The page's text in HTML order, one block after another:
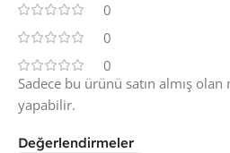
0
0
0
Değerlendirmeler
Sadece bu ürünü satın almış
yapabilir.